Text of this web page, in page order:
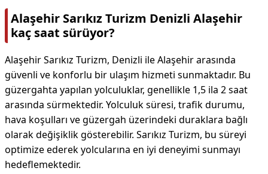
Alaşehir Sarıkız Turizm Denizli Alaşehir
kaç saat sürüyor?
Alaşehir Sarıkız Turizm, Denizli ile Alaşehir arasında
güvenli ve konforlu bir ulaşım hizmeti sunmaktadır. Bu
güzergahta yapılan yolculuklar, genellikle 1,5 ila 2 saat
arasında sürmektedir. Yolculuk süresi, trafik durumu,
hava koşulları ve güzergah üzerindeki duraklara bağlı
olarak değişiklik gösterebilir. Sarıkız Turizm, bu süreyi
optimize ederek yolcularına en iyi deneyimi sunmayı
hedeflemektedir.